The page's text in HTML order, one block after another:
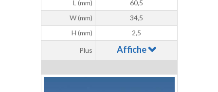
L (mm)
60,5
W (mm)
34,5
H (mm)
2,5
Plus Affiche